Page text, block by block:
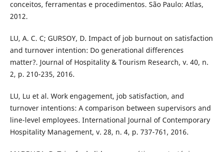
conceitos, ferramentas e procedimentos. São Paulo: Atlas,
2012.
LU, A. C. C; GURSOY, D. Impact of job burnout on satisfaction
and turnover intention: Do generational differences
matter?. Journal of Hospitality & Tourism Research, v. 40, n.
2, p. 210-235, 2016.
LU, Lu et al. Work engagement, job satisfaction, and
turnover intentions: A comparison between supervisors and
line-level employees. International Journal of Contemporary
Hospitality Management, v. 28, n. 4, p. 737-761, 2016.